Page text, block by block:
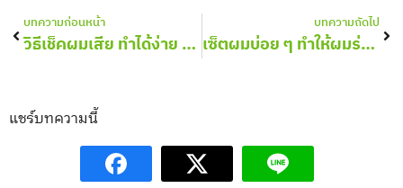
Prev
บทความก่อนหน้า
วิธีเช็คผมเสีย ทำได้ง่าย ๆ ด้วยตัวเองปัญหาเส้นผมที่คนมักมองข้าม
บทความถัดไป
เซ็ตผมบ่อย ๆ ทำให้ผมร่วง จริงไหม?
แชร์บทความนี้